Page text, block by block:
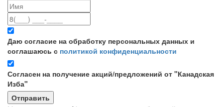
Даю согласие на обработку персональных данных и
соглашаюсь с политикой конфиденциальности
Согласен на получение акций/предложений от "Канадская
Изба"